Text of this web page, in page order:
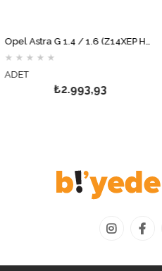
Opel Astra G 1.4 / 1.6 (Z14XEP Hariç) Hidrolik Debriyaj Rulmanı FTE
★ ★ ★ ★ ★
ADET
₺2.993,93